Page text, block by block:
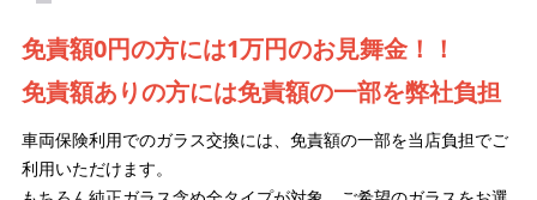
免責額0円の方には1万円のお見舞金！！
免責額ありの方には免責額の一部を弊社負担
車両保険利用でのガラス交換には、免責額の一部を当店負担でご
利用いただけます。